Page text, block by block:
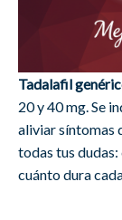
Tadalafil
20 y 40 mg. Se
aliviar síntomas
todas tus dudas:
cuánto dura